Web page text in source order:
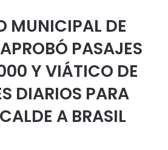
MUNICIPAL DE
PASAJES
Y VIÁTICO DE
DIARIOS PARA
A BRASIL